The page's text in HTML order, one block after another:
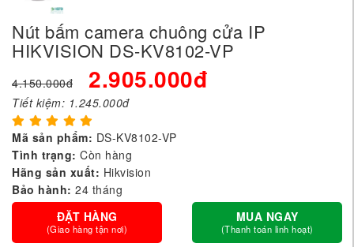
Nút bấm camera chuông cửa IP
HIKVISION DS-KV8102-VP
4.150.000đ 2.905.000đ
Tiết kiệm: 1.245.000đ
Mã sản phẩm: DS-KV8102-VP
Tình trạng: Còn hàng
Hãng sản xuất: Hikvision
Bảo hành: 24 tháng
ĐẶT HÀNG
(Giao hàng tận nơi)
MUA NGAY
(Thanh toán linh hoạt)